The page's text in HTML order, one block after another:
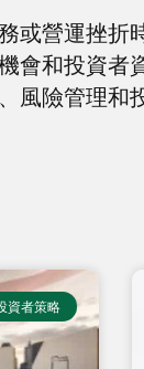
或營運挫折
會和投資者
風險管理和
資者策略